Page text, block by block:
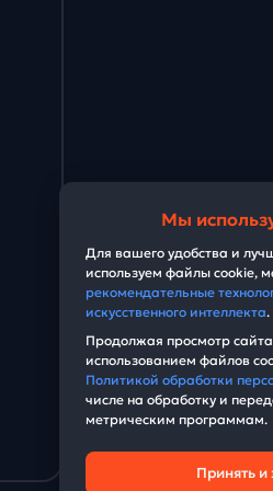
Мы
Для вашего удобства и
используем файлы cookie,
рекомендательные
искусственного интеллекта.
Продолжая просмотр
использованием файлов
Политикой обработки
числе на обработку и
метрическим программам.
Принять и